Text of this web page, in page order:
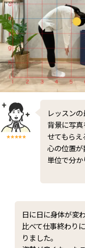
レッスン
背景に写
せてもら
心の位置
単位で分
日に日に身体が変
比べて仕事終わり
りました。